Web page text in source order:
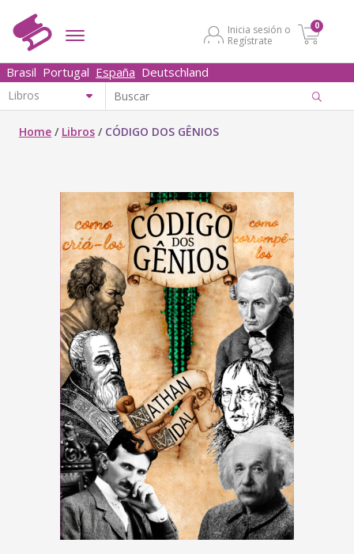
Inicia sesión o
Regístrate
0
Brasil Portugal España Deutschland
Home / Libros / CÓDIGO DOS GÊNIOS